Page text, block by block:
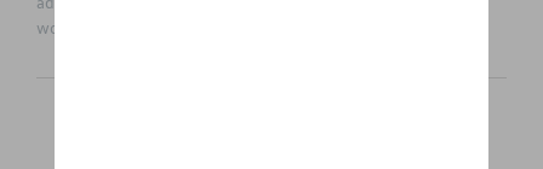
worden gewijzigd.